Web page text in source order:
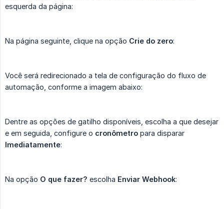
esquerda da página:
Na página seguinte, clique na opção Crie do zero:
Você será redirecionado a tela de configuração do fluxo de
automação, conforme a imagem abaixo:
Dentre as opções de gatilho disponíveis, escolha a que desejar
e em seguida, configure o cronômetro para disparar
Imediatamente:
Na opção O que fazer? escolha Enviar Webhook: